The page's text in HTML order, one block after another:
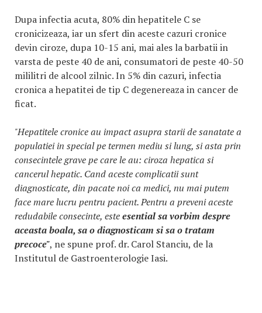
Dupa infectia acuta, 80% din hepatitele C se
cronicizeaza, iar un sfert din aceste cazuri cronice
devin ciroze, dupa 10-15 ani, mai ales la barbatii in
varsta de peste 40 de ani, consumatori de peste 40-50
mililitri de alcool zilnic. In 5% din cazuri, infectia
cronica a hepatitei de tip C degenereaza in cancer de
ficat.
"Hepatitele cronice au impact asupra starii de sanatate a
populatiei in special pe termen mediu si lung, si asta prin
consecintele grave pe care le au: ciroza hepatica si
cancerul hepatic. Cand aceste complicatii sunt
diagnosticate, din pacate noi ca medici, nu mai putem
face mare lucru pentru pacient. Pentru a preveni aceste
redudabile consecinte, esteesential sa vorbim despre
aceasta boala, sa o diagnosticam si sa o tratam
precoce", ne spune prof. dr. Carol Stanciu, de la
Institutul de Gastroenterologie Iasi.